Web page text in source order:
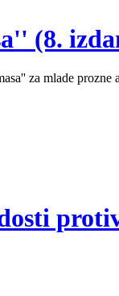
(8.
za mlade prozne